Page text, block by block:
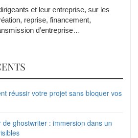
et leur entreprise, sur les
reprise, financement,
d’entreprise…
réussir votre projet sans bloquer vos
ghostwriter : immersion dans un